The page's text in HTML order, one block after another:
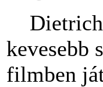
Dietrich
kevesebb
filmben